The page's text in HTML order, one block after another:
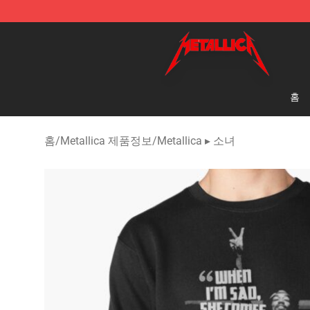
Metallica Store - Official Metallica Merchandise Shop
홈
홈/Metallica 제품정보/Metallica ▸ 소녀